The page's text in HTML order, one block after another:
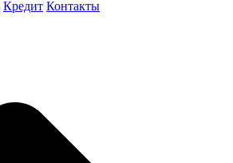
Кредит Контакты